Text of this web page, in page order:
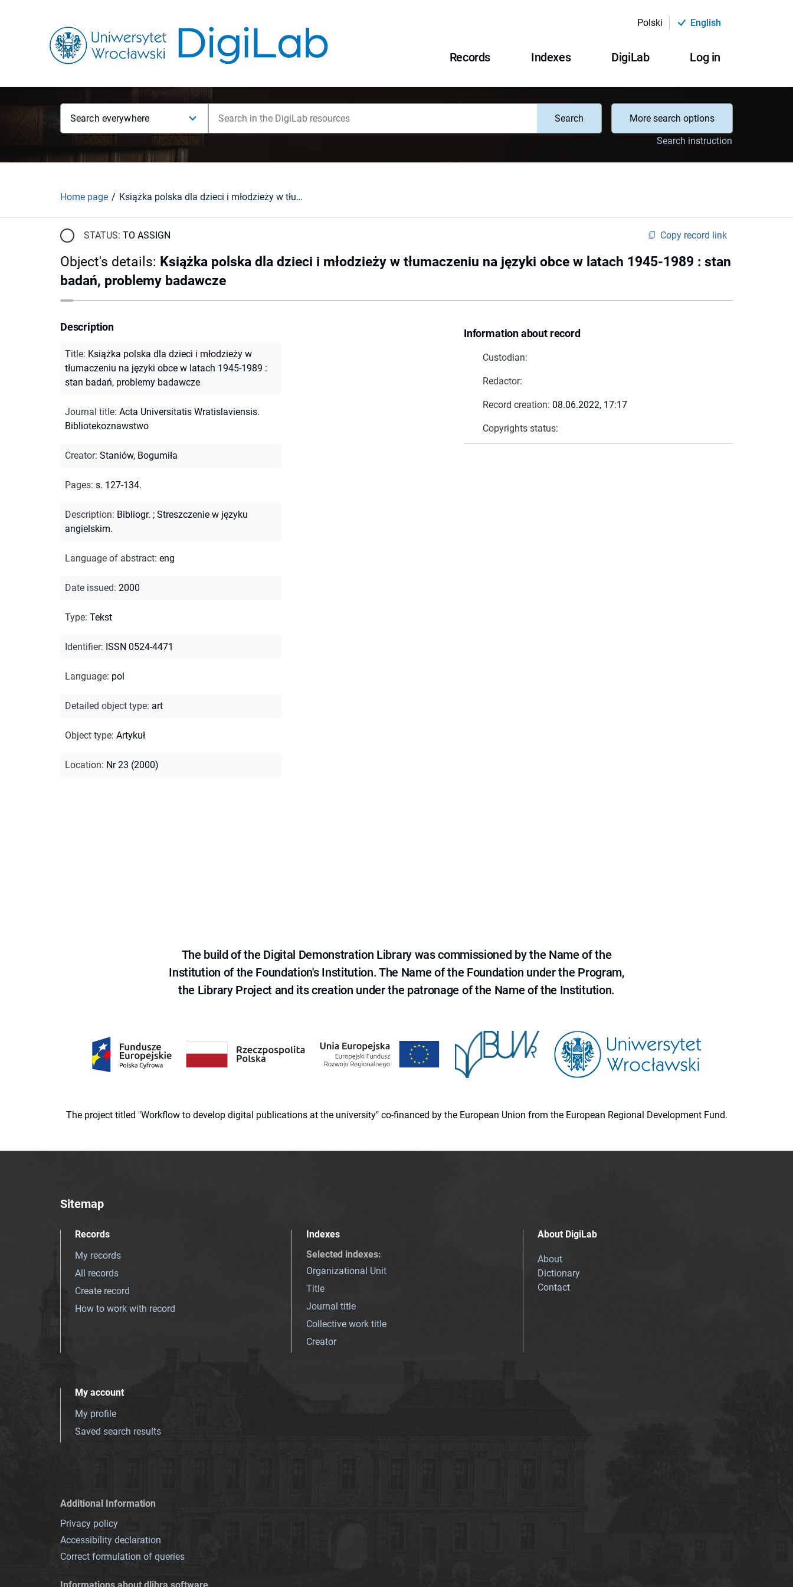
Polski English
Records Indexes DigiLab Log in
Search everywhere Search
More search options
Search instruction
Home page Książka polska dla dzieci i młodzieży w tłumaczeniu na języki obce w latach 1945-1989 : stan badań, problemy badawcze
STATUS: TO ASSIGN Copy record link
Object's details: Książka polska dla dzieci i młodzieży w tłumaczeniu na języki obce w latach 1945-1989 : stan
badań, problemy badawcze
Information about record
Custodian:
Redactor:
Record creation: 08.06.2022, 17:17
Copyrights status:
Description
Title: Książka polska dla dzieci i młodzieży w
tłumaczeniu na języki obce w latach 1945-1989 :
stan badań, problemy badawcze
Journal title: Acta Universitatis Wratislaviensis.
Bibliotekoznawstwo
Creator: Staniów, Bogumiła
Pages: s. 127-134.
Description: Bibliogr. ; Streszczenie w języku
angielskim.
Language of abstract: eng
Date issued: 2000
Type: Tekst
Identifier: ISSN 0524-4471
Language: pol
Detailed object type: art
Object type: Artykuł
Location: Nr 23 (2000)
The build of the Digital Demonstration Library was commissioned by the Name of the
Institution of the Foundation's Institution. The Name of the Foundation under the Program,
the Library Project and its creation under the patronage of the Name of the Institution.
The project titled "Workflow to develop digital publications at the university" co-financed by the European Union from the European Regional Development Fund.
Sitemap
Records
My records
All records
Create record
How to work with record
Indexes
Selected indexes:
Organizational Unit
Title
Journal title
Collective work title
Creator
About DigiLab
About
Dictionary
Contact
My account
My profile
Saved search results
Additional Information
Privacy policy
Accessibility declaration
Correct formulation of queries